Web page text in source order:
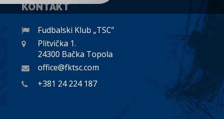
KONTAKT
Fudbalski Klub „TSC”
Plitvička 1.
24300 Bačka Topola
office@fktsc.com
+381 24 224 187